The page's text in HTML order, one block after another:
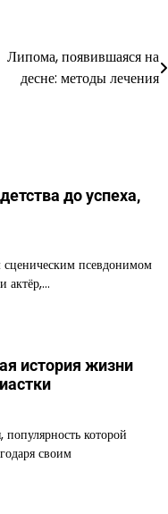
Липома, появившаяся на
десне: методы лечения
до успеха,
псевдонимом
актёр,…
история жизни
которой
своим